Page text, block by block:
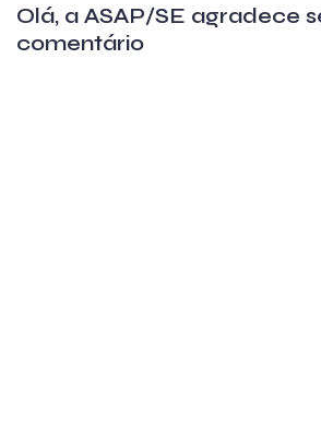
Olá, a ASAP/SE agradece
comentário